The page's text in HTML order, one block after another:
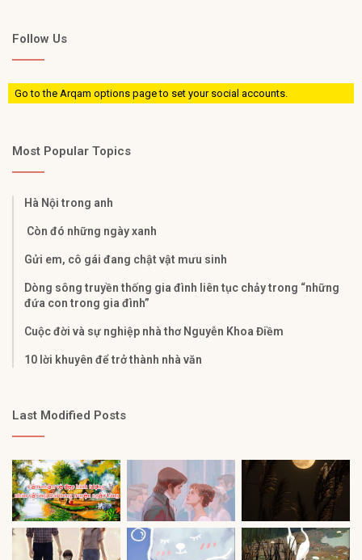
Follow Us
Go to the Arqam options page to set your social accounts.
Most Popular Topics
Hà Nội trong anh
Còn đó những ngày xanh
Gửi em, cô gái đang chật vật mưu sinh
Dòng sông truyền thống gia đình liên tục chảy trong “những
đứa con trong gia đình”
Cuộc đời và sự nghiệp nhà thơ Nguyễn Khoa Điềm
10 lời khuyên để trở thành nhà văn
Last Modified Posts